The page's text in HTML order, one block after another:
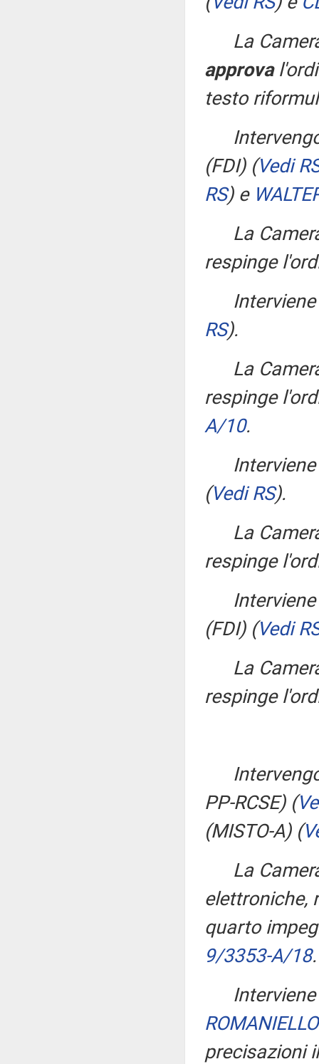
La
approva
testo
(FDI) (Vedi
RS)e
La
respinge
RS).
La
respinge
A/10.
(Vedi RS).
La
respinge
(FDI) (Vedi
La
respinge
PP-RCSE) (
(MISTO-A) (
La
elettroniche,
quarto
9/3353-A/18.
ROMANIELLO
precisazioni